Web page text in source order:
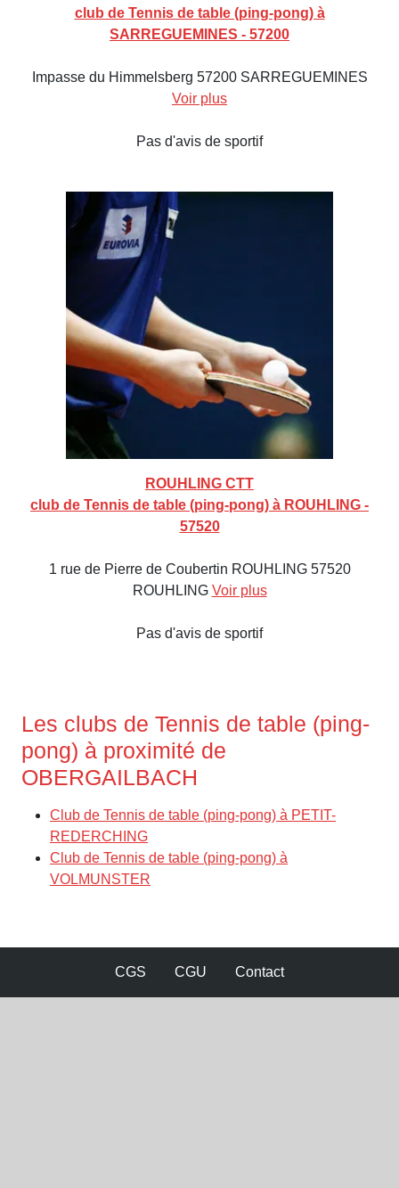
club de Tennis de table (ping-pong) à
SARREGUEMINES - 57200
Impasse du Himmelsberg 57200 SARREGUEMINES
Voir plus
Pas d'avis de sportif
ROUHLING CTT
club de Tennis de table (ping-pong) à ROUHLING -
57520
1 rue de Pierre de Coubertin ROUHLING 57520
ROUHLING Voir plus
Pas d'avis de sportif
Les clubs de Tennis de table (ping-
pong) à proximité de
OBERGAILBACH
Club de Tennis de table (ping-pong) à PETIT-
REDERCHING
Club de Tennis de table (ping-pong) à
VOLMUNSTER
CGS CGU Contact